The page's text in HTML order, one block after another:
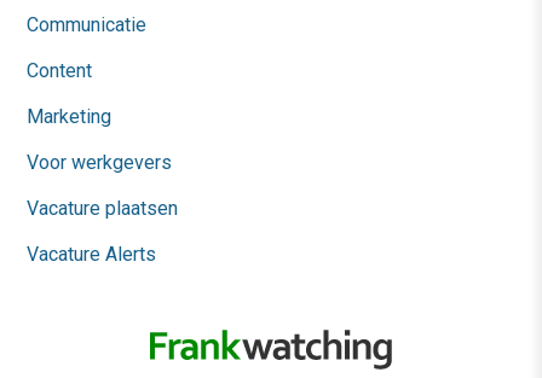
Communicatie
Content
Marketing
Voor werkgevers
Vacature plaatsen
Vacature Alerts